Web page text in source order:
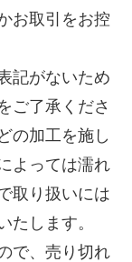
お取引をお控
記がないため
ご了承くださ
の加工を施し
よっては濡れ
取り扱いには
たします。
で、売り切れ